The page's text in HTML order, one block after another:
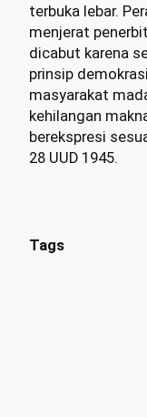
terbuka lebar.
menjerat
dicabut karena
prinsip
masyarakat
kehilangan
berekspresi
28 UUD 1945.
Tags